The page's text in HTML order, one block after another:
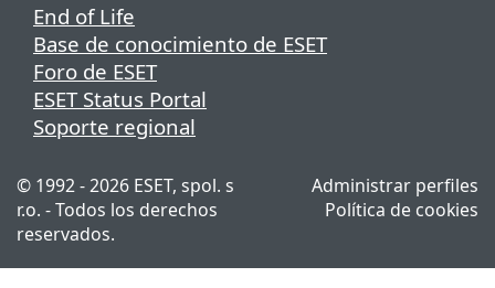
End of Life
Base de conocimiento de ESET
Foro de ESET
ESET Status Portal
Soporte regional
© 1992 - 2026 ESET, spol. s
r.o. - Todos los derechos
reservados.
Administrar perfiles
Política de cookies